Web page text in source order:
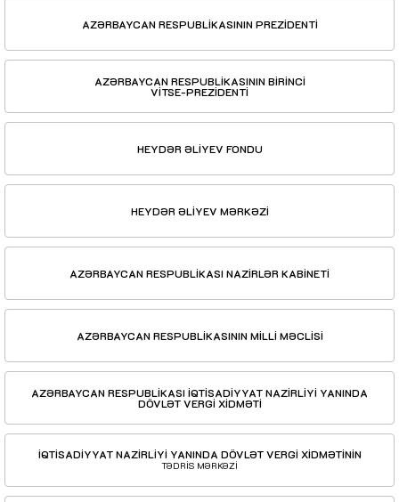
AZƏRBAYCAN RESPUBLİKASININ PREZİDENTİ
AZƏRBAYCAN RESPUBLİKASININ BİRİNCİ
VİTSE-PREZİDENTİ
HEYDƏR ƏLİYEV FONDU
HEYDƏR ƏLİYEV MƏRKƏZİ
AZƏRBAYCAN RESPUBLİKASI NAZİRLƏR KABİNETİ
AZƏRBAYCAN RESPUBLİKASININ MİLLİ MƏCLİSİ
AZƏRBAYCAN RESPUBLİKASI İQTİSADİYYAT NAZİRLİYİ YANINDA
DÖVLƏT VERGİ XİDMƏTİ
İQTİSADİYYAT NAZİRLİYİ YANINDA DÖVLƏT VERGİ XİDMƏTİNİN
TƏDRİS MƏRKƏZİ